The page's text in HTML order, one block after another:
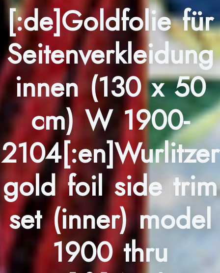
[:de]Goldfolie für
Seitenverkleidung
innen (130 x 50
cm) W 1900-
2104[:en]Wurlitzer
gold foil side trim
set (inner) model
1900 thru